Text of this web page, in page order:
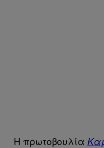
Η πρωτοβουλία